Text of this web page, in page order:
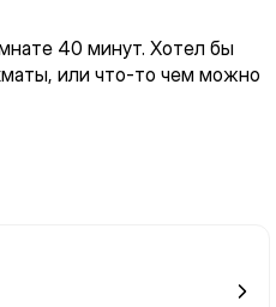
40 минут. Хотел бы
или что-то чем можно